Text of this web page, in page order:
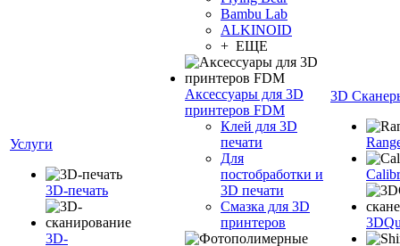
Услуги
3D-печать
3D-
Bambu Lab
ALKINOID
+ ЕЩЕ
Аксессуары для 3D
принтеров FDM
Клей для 3D
печати
Для
постобработки и
3D печати
Смазка для 3D
принтеров
3D